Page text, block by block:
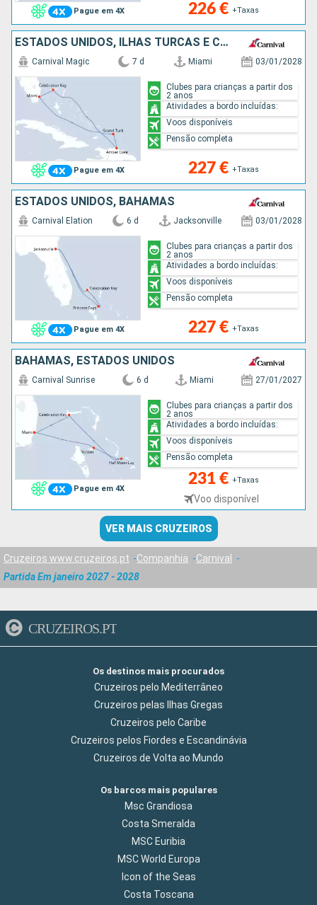
Pague em 4X 226 € +Taxas
ESTADOS UNIDOS, ILHAS TURCAS E CAICOS, REPÚBLICA DOMINICANA, BAHAMAS
Pague em 4X
Carnival Magic 7 d Miami 03/01/2028
227 € +Taxas
Clubes para crianças a partir dos
2 anos
Atividades a bordo incluídas:
Voos disponíveis
Pensão completa
ESTADOS UNIDOS, BAHAMAS
Pague em 4X
Carnival Elation 6 d Jacksonville 03/01/2028
227 € +Taxas
Clubes para crianças a partir dos
2 anos
Atividades a bordo incluídas:
Voos disponíveis
Pensão completa
BAHAMAS, ESTADOS UNIDOS
Pague em 4X
Carnival Sunrise 6 d Miami 27/01/2027
231 € +Taxas
Voo disponível
Clubes para crianças a partir dos
2 anos
Atividades a bordo incluídas:
Voos disponíveis
Pensão completa
VER MAIS CRUZEIROS
Cruzeiros www.cruzeiros.pt Companhia
Carnival
Partida Em janeiro 2027 - 2028
CRUZEIROS.PT
Os destinos mais procurados
Cruzeiros pelo Mediterrâneo
Cruzeiros pelas Ilhas Gregas
Cruzeiros pelo Caribe
Cruzeiros pelos Fiordes e Escandinávia
Cruzeiros de Volta ao Mundo
Os barcos mais populares
Msc Grandiosa
Costa Smeralda
MSC Euribia
MSC World Europa
Icon of the Seas
Costa Toscana